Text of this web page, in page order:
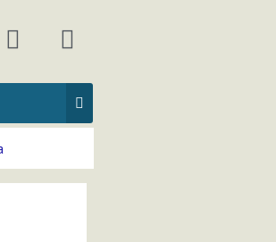
I
n
s
a
r
Y
o
u
u
e